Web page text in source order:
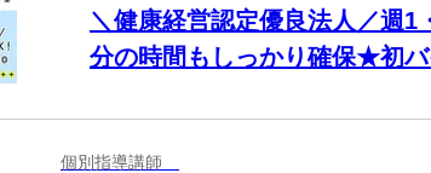
＼健康経営認定優良法人／週1
分の時間もしっかり確保★初
個別指導講師